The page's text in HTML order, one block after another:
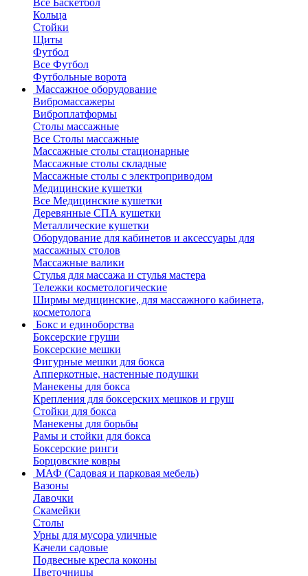
Все Баскетбол
Кольца
Стойки
Щиты
Футбол
Все Футбол
Футбольные ворота
Массажное оборудование
Вибромассажеры
Виброплатформы
Столы массажные
Все Столы массажные
Массажные столы стационарные
Массажные столы складные
Массажные столы с электроприводом
Медицинские кушетки
Все Медицинские кушетки
Деревянные СПА кушетки
Металлические кушетки
Оборудование для кабинетов и аксессуары для
массажных столов
Массажные валики
Стулья для массажа и стулья мастера
Тележки косметологические
Ширмы медицинские, для массажного кабинета,
косметолога
Бокс и единоборства
Боксерские груши
Боксерские мешки
Фигурные мешки для бокса
Апперкотные, настенные подушки
Манекены для бокса
Крепления для боксерских мешков и груш
Стойки для бокса
Манекены для борьбы
Рамы и стойки для бокса
Боксерские ринги
Борцовские ковры
МАФ (Садовая и парковая мебель)
Вазоны
Лавочки
Скамейки
Столы
Урны для мусора уличные
Качели садовые
Подвесные кресла коконы
Цветочницы